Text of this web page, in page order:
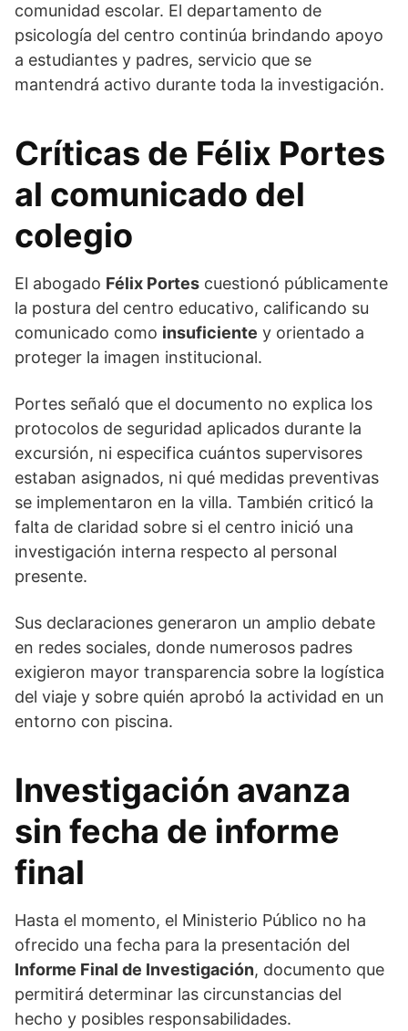
comunidad escolar. El departamento de
psicología del centro continúa brindando apoyo
a estudiantes y padres, servicio que se
mantendrá activo durante toda la investigación.
Críticas de Félix Portes
al comunicado del
colegio
El abogado Félix Portes cuestionó públicamente
la postura del centro educativo, calificando su
comunicado como insuficiente y orientado a
proteger la imagen institucional.
Portes señaló que el documento no explica los
protocolos de seguridad aplicados durante la
excursión, ni especifica cuántos supervisores
estaban asignados, ni qué medidas preventivas
se implementaron en la villa. También criticó la
falta de claridad sobre si el centro inició una
investigación interna respecto al personal
presente.
Sus declaraciones generaron un amplio debate
en redes sociales, donde numerosos padres
exigieron mayor transparencia sobre la logística
del viaje y sobre quién aprobó la actividad en un
entorno con piscina.
Investigación avanza
sin fecha de informe
final
Hasta el momento, el Ministerio Público no ha
ofrecido una fecha para la presentación del
Informe Final de Investigación, documento que
permitirá determinar las circunstancias del
hecho y posibles responsabilidades.